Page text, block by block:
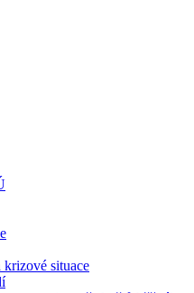
krizové situace